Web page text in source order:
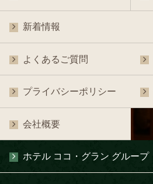
新着情報
よくあるご質問
プライバシーポリシー
会社概要
ホテル ココ・グラン グループ